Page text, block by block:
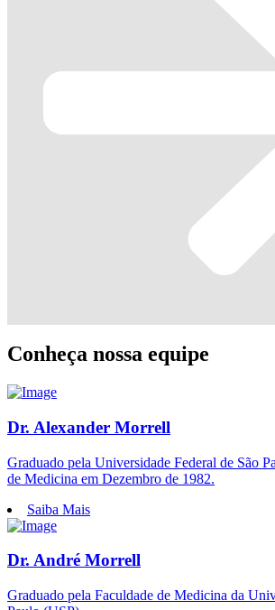
Conheça nossa equipe
Dr. Alexander Morrell
Graduado pela Universidade Federal de São
de Medicina em Dezembro de 1982.
Saiba Mais
Dr. André Morrell
Graduado pela Faculdade de Medicina da